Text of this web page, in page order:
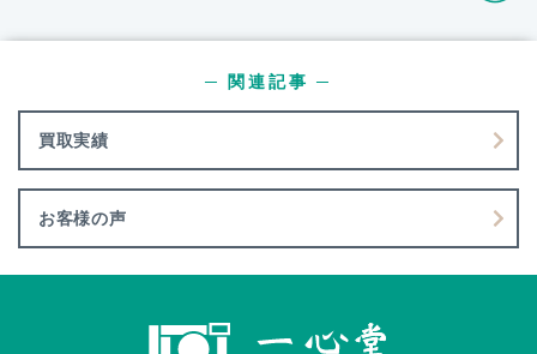
買取実績
─ 関連記事 ─
お客様の声